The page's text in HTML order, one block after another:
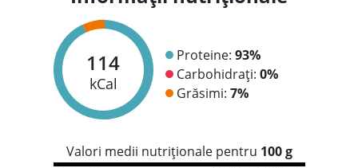
114
kCal
Proteine: 93%
Carbohidrați: 0%
Grăsimi: 7%
Valori medii nutriționale pentru 100 g